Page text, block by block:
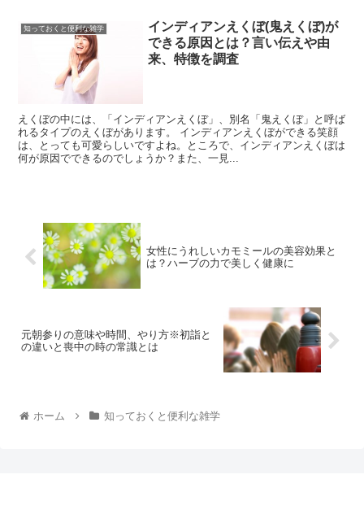
知っておくと便利な雑学
インディアンえくぼ(鬼えくぼ)が
できる原因とは？言い伝えや由
来、特徴を調査
えくぼの中には、「インディアンえくぼ」、別名「鬼えくぼ」と呼ば
れるタイプのえくぼがあります。 インディアンえくぼができる笑顔
は、とっても可愛らしいですよね。ところで、インディアンえくぼは
何が原因でできるのでしょうか？また、一見...
女性にうれしいカモミールの美容効果と
は？ハーブの力で美しく健康に
元朝参りの意味や時間、やり方※初詣と
の違いと喪中の時の常識とは
ホーム 知っておくと便利な雑学